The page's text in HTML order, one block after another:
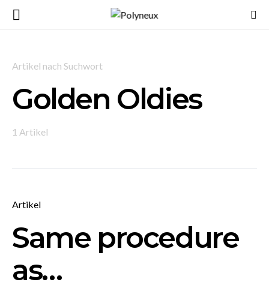
Artikel nach Suchwort
Golden Oldies
1 Artikel
Artikel
Same procedure
as…